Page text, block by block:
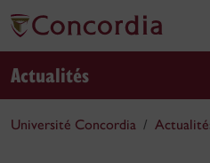
Actualités
Université Concordia